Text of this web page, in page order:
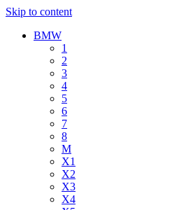
Skip to content
BMW
1
2
3
4
5
6
7
8
M
X1
X2
X3
X4